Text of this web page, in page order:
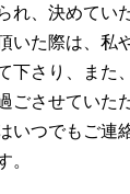
れ、決めてい
いた際は、私
下さり、また
ごさせていた
いつでもご連
。